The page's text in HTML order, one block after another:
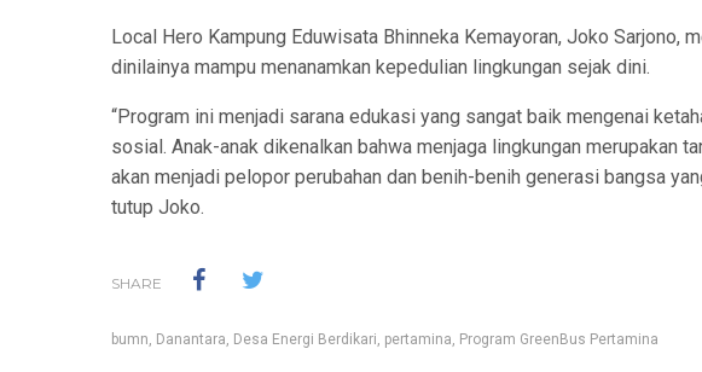
Local Hero Kampung Eduwisata Bhinneka Kemayoran, Joko Sarjono,
dinilainya mampu menanamkan kepedulian lingkungan sejak dini.
“Program ini menjadi sarana edukasi yang sangat baik mengenai
sosial. Anak-anak dikenalkan bahwa menjaga lingkungan merupakan
akan menjadi pelopor perubahan dan benih-benih generasi bangsa
tutup Joko.
SHARE
bumn, Danantara, Desa Energi Berdikari, pertamina, Program GreenBus Pertamina